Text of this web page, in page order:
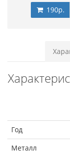
190р.
Год
Металл